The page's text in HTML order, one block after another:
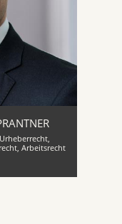
Arbeitsrecht